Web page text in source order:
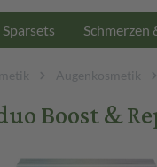
Sparsets Schmerzen
Augenkosmetik
Boost &